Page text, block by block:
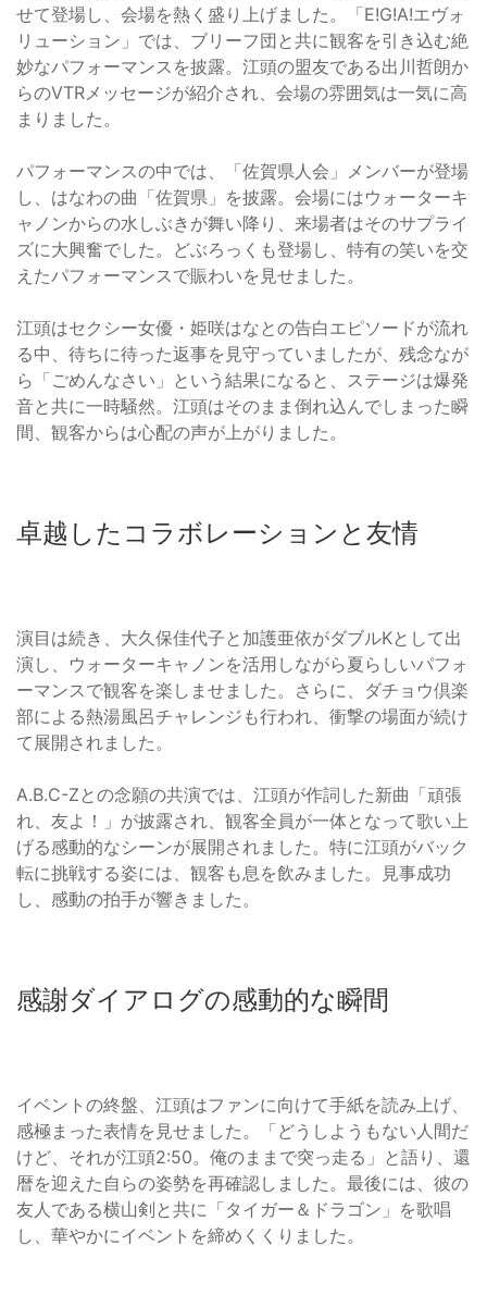
せて登場し、会場を熱く盛り上げました。「E!G!A!エヴォ
リューション」では、ブリーフ団と共に観客を引き込む絶
妙なパフォーマンスを披露。江頭の盟友である出川哲朗か
らのVTRメッセージが紹介され、会場の雰囲気は一気に高
まりました。
パフォーマンスの中では、「佐賀県人会」メンバーが登場
し、はなわの曲「佐賀県」を披露。会場にはウォーターキ
ャノンからの水しぶきが舞い降り、来場者はそのサプライ
ズに大興奮でした。どぶろっくも登場し、特有の笑いを交
えたパフォーマンスで賑わいを見せました。
江頭はセクシー女優・姫咲はなとの告白エピソードが流れ
る中、待ちに待った返事を見守っていましたが、残念なが
ら「ごめんなさい」という結果になると、ステージは爆発
音と共に一時騒然。江頭はそのまま倒れ込んでしまった瞬
間、観客からは心配の声が上がりました。
卓越したコラボレーションと友情
演目は続き、大久保佳代子と加護亜依がダブルKとして出
演し、ウォーターキャノンを活用しながら夏らしいパフォ
ーマンスで観客を楽しませました。さらに、ダチョウ倶楽
部による熱湯風呂チャレンジも行われ、衝撃の場面が続け
て展開されました。
A.B.C-Zとの念願の共演では、江頭が作詞した新曲「頑張
れ、友よ！」が披露され、観客全員が一体となって歌い上
げる感動的なシーンが展開されました。特に江頭がバック
転に挑戦する姿には、観客も息を飲みました。見事成功
し、感動の拍手が響きました。
感謝ダイアログの感動的な瞬間
イベントの終盤、江頭はファンに向けて手紙を読み上げ、
感極まった表情を見せました。「どうしようもない人間だ
けど、それが江頭2:50。俺のままで突っ走る」と語り、還
暦を迎えた自らの姿勢を再確認しました。最後には、彼の
友人である横山剣と共に「タイガー＆ドラゴン」を歌唱
し、華やかにイベントを締めくくりました。